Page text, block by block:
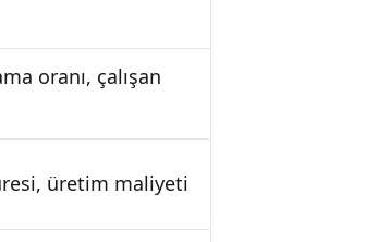
oranı, çalışan
üretim maliyeti